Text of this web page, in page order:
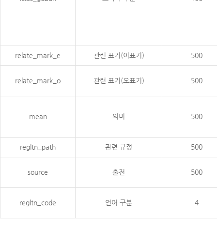
relate_mark_e 관련 표기(이표기) 500
relate_mark_o 관련 표기(오표기) 500
mean 의미 500
regltn_path 관련 규정 500
source 출전 500
regltn_code 언어 구분 4